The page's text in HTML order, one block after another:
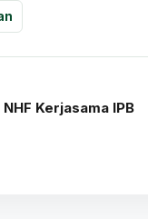
Kerjasama IPB